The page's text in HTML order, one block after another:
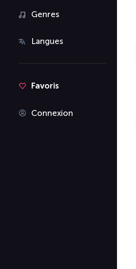
Genres
Langues
Favoris
Connexion